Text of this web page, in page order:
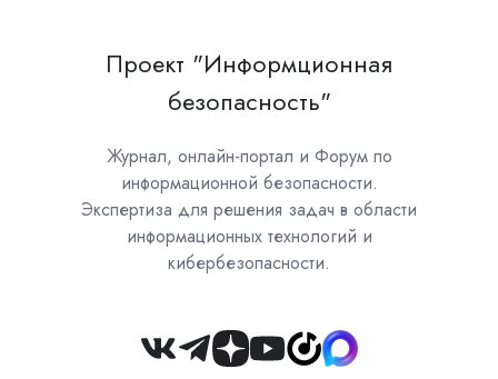
Проект "Информционная
безопасность"
Журнал, онлайн-портал и Форум по
информационной безопасности.
Экспертиза для решения задач в области
информационных технологий и
кибербезопасности.
Join